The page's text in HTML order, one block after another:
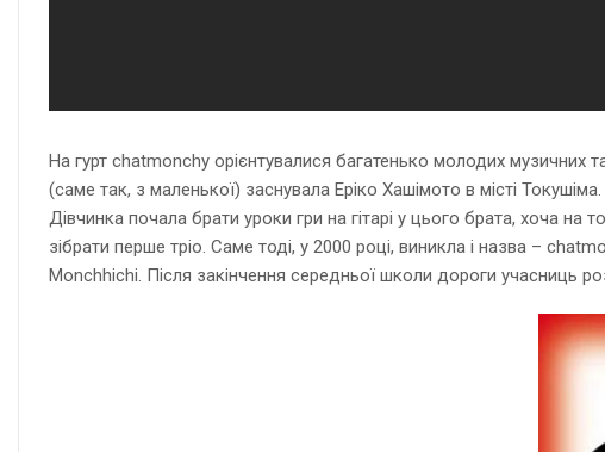
На гурт chatmonchy орієнтувалися багатенько молодих музичних
(саме так, з маленької) заснувала Еріко Хашімото в місті
Дівчинка почала брати уроки гри на гітарі у цього брата, хоча
зібрати перше тріо. Саме тоді, у 2000 році, виникла і назва –
Monchhichi. Після закінчення середньої школи дороги учасниць